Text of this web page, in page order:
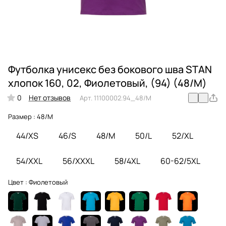
Футболка унисекс без бокового шва STAN
хлопок 160, 02, Фиолетовый, (94) (48/M)
0 Нет отзывов Арт. 11100002.94_48/M
Размер : 48/M
44/XS 46/S 48/M 50/L 52/XL
54/XXL 56/XXXL 58/4XL 60-62/5XL
Цвет : Фиолетовый